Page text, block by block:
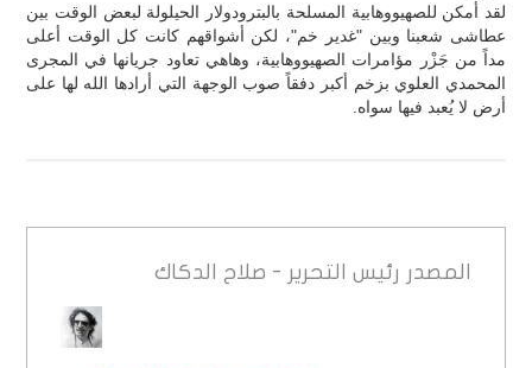
لقد أمكن للصهيووهابية المسلحة بالبترودولار الحيلولة لبعض الوقت بين
عطاشى شعبنا وبين "غدير خم"، لكن أشواقهم كانت كل الوقت أعلى
مداً من جَزْر مؤامرات الصهيووهابية، وهاهي تعاود جريانها في المجرى
المحمدي العلوي بزخم أكبر دفقاً صوب الوجهة التي أرادها الله لها على
أرض لا يُعبد فيها سواه.
المصدر رئيس التحرير - صلاح الدكاك